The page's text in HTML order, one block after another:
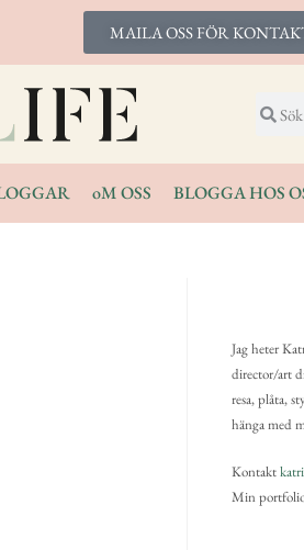
MAILA OSS FÖR
oM OSS BLOGGA HOS
Jag heter
director/art
resa, plåta,
hänga med
Kontakt
Min